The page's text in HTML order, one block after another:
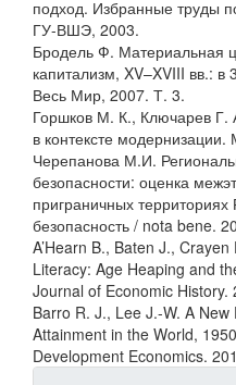
подход. Избранные труды
ГУ-ВШЭ, 2003.
Бродель Ф. Материальная
капитализм, XV–XVIII вв.:
Весь Мир, 2007. Т. 3.
Горшков М. К., Ключарев Г.
в контексте
Черепанова М.И.
безопасности: оценка
приграничных
безопасность / nota bene.
A’Hearn B., Baten J.,
Literacy: Age Heaping and
Journal of Economic History.
Barro R. J., Lee J.-W. A
Attainment in the World,
Development Economics.